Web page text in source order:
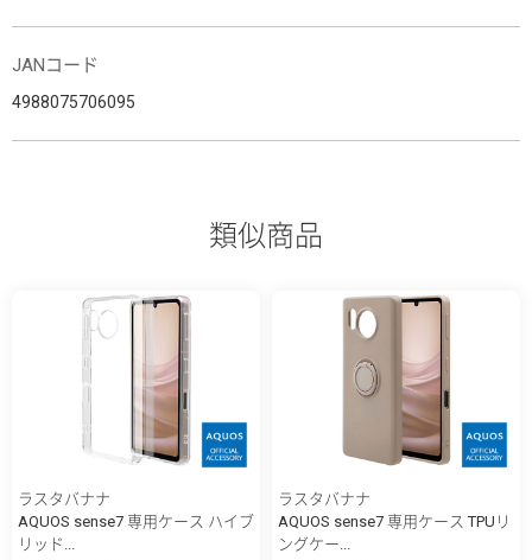
JANコード
4988075706095
類似商品
ラスタバナナ
AQUOS sense7 専用ケース ハイブ
リッド...
ラスタバナナ
AQUOS sense7 専用ケース TPUリ
ングケー...